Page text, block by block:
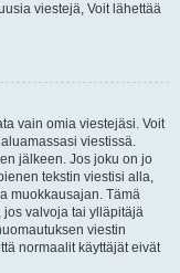
viestejä, Voit lähettää
vain omia viestejäsi. Voit
viestissä.
jälkeen. Jos joku on jo
tekstin viestisi alla,
muokkausajan. Tämä
jos valvoja tai ylläpitäjä
viestin
normaalit käyttäjät eivät